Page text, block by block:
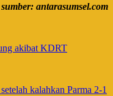
sumber: antarasumsel.com
akibat KDRT
kalahkan Parma 2-1